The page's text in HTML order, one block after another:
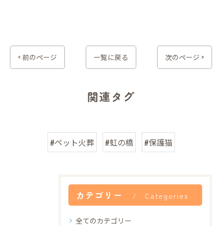
< 前のページ 一覧に戻る 次のページ >
関連タグ
#ペット火葬 #虹の橋 #保護猫
カテゴリー Categories
全てのカテゴリー